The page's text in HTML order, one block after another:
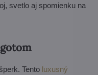
svetlo aj spomienku na
Tento luxusný